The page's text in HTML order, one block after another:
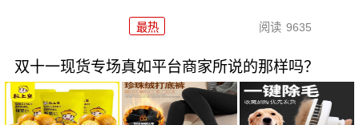
最热 阅读 9635
双十一现货专场真如平台商家所说的那样吗？